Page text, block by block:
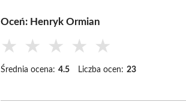
Oceń: Henryk Ormian
★ ★ ★ ★ ★
Średnia ocena: 4.5 Liczba ocen: 23